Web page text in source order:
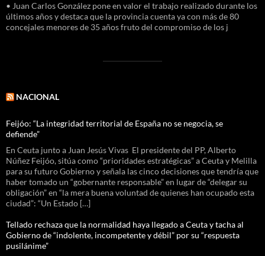
• Juan Carlos González pone en valor el trabajo realizado durante los
últimos años y destaca que la provincia cuenta ya con más de 80
concejales menores de 35 años fruto del compromiso de los j
NACIONAL
Feijóo: “La integridad territorial de España no se negocia, se
defiende”
En Ceuta junto a Juan Jesús Vivas El presidente del PP, Alberto
Núñez Feijóo, sitúa como “prioridades estratégicas” a Ceuta y Melilla
para su futuro Gobierno y señala las cinco decisiones que tendría que
haber tomado un “gobernante responsable” en lugar de “delegar su
obligación” en “la mera buena voluntad de quienes han ocupado esta
ciudad”: “Un Estado […]
Tellado rechaza que la normalidad haya llegado a Ceuta y tacha al
Gobierno de “indolente, incompetente y débil” por su “respuesta
pusilánime”